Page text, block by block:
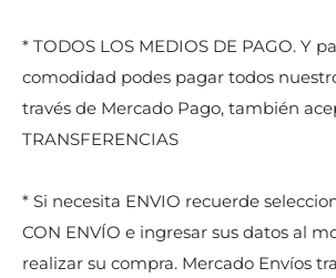
* TODOS LOS MEDIOS DE PAGO. Y
comodidad podes pagar todos
través de Mercado Pago, también
TRANSFERENCIAS
* Si necesita ENVIO recuerde
CON ENVÍO e ingresar sus datos al
realizar su compra. Mercado Envíos